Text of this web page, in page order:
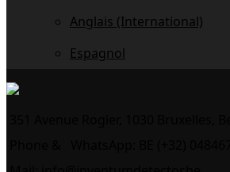
Anglais (International)
Espagnol